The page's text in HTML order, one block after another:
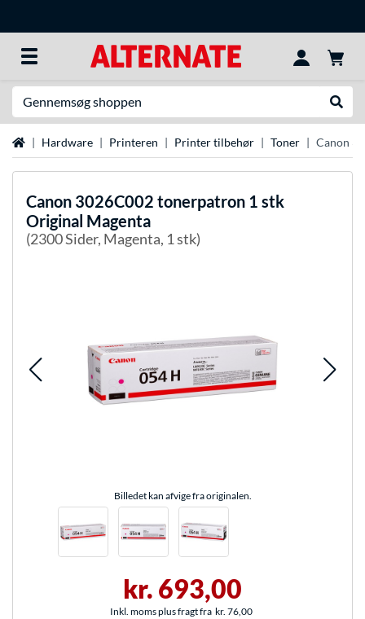
StartsideHardware Printeren Printer tilbehør Toner Canon
Canon 3026C002 tonerpatron 1 stk
Original Magenta
(2300 Sider, Magenta, 1 stk)
Billedet kan afvige fra originalen.
kr. 693,00
Inkl. moms plus fragt fra kr. 76,00